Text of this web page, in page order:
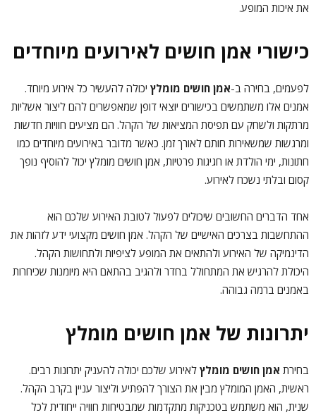
את איכות המופע.
כישורי אמן חושים לאירועים מיוחדים
לפעמים, בחירה ב-אמן חושים מומלץ יכולה להעשיר כל אירוע מיוחד.
אמנים אלו משתמשים בכישורים יוצאי דופן שמאפשרים להם ליצור אשליות
מרתקות ולשחק עם תפיסת המציאות של הקהל. הם מציעים חוויות חדשות
ומרגשות שמשאירות חותם לאורך זמן. כאשר מדובר באירועים מיוחדים כמו
חתונות, ימי הולדת או חגיגות פרטיות, אמן חושים מומלץ יכול להוסיף נופך
קסום ובלתי נשכח לאירוע.
אחד הדברים החשובים שיכולים לפעול לטובת האירוע שלכם הוא
ההתחשבות בצרכים האישיים של הקהל. אמן חושים מקצועי ידע לזהות את
הדינמיקה של האירוע ולהתאים את המופע לציפיות ולתחושות הקהל.
היכולת להרגיש את המתחולל בחדר ולהגיב בהתאם היא מיומנות שכיחרות
באמנים ברמה גבוהה.
יתרונות של אמן חושים מומלץ
בחירת אמן חושים מומלץ לאירוע שלכם יכולה להעניק יתרונות רבים.
ראשית, האמן המומלץ מבין את הצורך להפתיע וליצור עניין בקרב הקהל.
שנית, הוא משתמש בטכניקות מתקדמות שמבטיחות חוויה ייחודית לכל